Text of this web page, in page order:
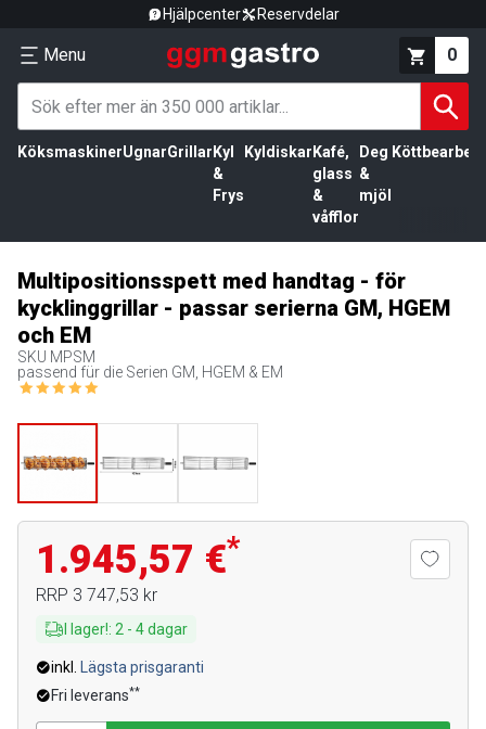
Hjälpcenter Reservdelar
Menu 0
KöksmaskinerUgnarGrillar Kyl
&
Frys
Kyldiskar Kafé,
glass
&
våfflor
Deg
&
mjöl
Multipositionsspett med handtag - för
kycklinggrillar - passar serierna GM, HGEM
och EM
SKU MPSM
passend für die Serien GM, HGEM & EM
1.945,57 €*
RRP 3 747,53 kr
I lager!: 2 - 4dagar
inkl.
Lägsta prisgaranti
Fri leverans**